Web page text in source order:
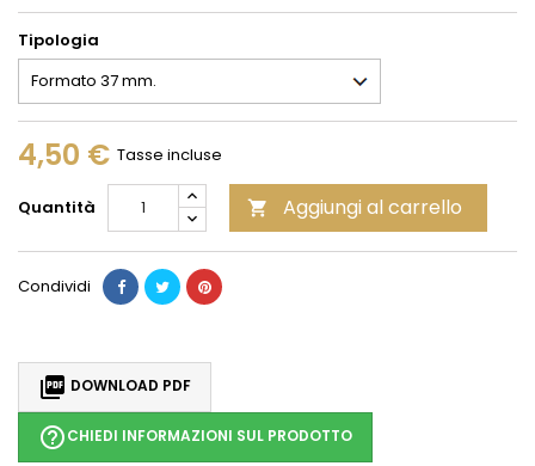
Tipologia
4,50 € Tasse incluse
Quantità  Aggiungi al carrello
Condividi
 DOWNLOAD PDF
help_outlineCHIEDI INFORMAZIONI SUL PRODOTTO